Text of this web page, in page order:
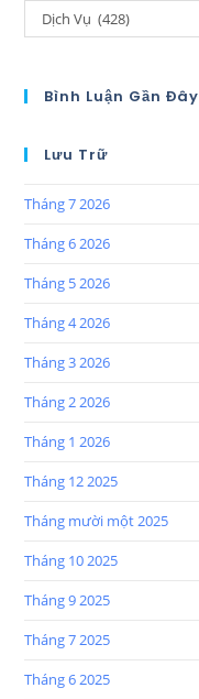
Dịch Vụ (428)
Bình Luận Gần Đây
Lưu Trữ
Tháng 7 2026
Tháng 6 2026
Tháng 5 2026
Tháng 4 2026
Tháng 3 2026
Tháng 2 2026
Tháng 1 2026
Tháng 12 2025
Tháng mười một 2025
Tháng 10 2025
Tháng 9 2025
Tháng 7 2025
Tháng 6 2025